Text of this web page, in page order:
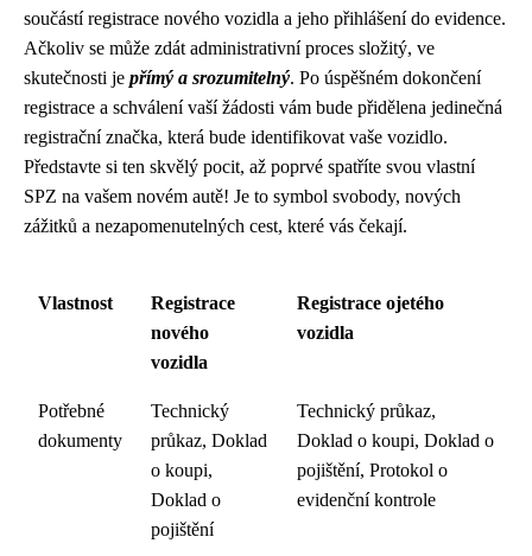
součástí registrace nového vozidla a jeho přihlášení do evidence.
Ačkoliv se může zdát administrativní proces složitý, ve
skutečnosti je přímý a srozumitelný. Po úspěšném dokončení
registrace a schválení vaší žádosti vám bude přidělena jedinečná
registrační značka, která bude identifikovat vaše vozidlo.
Představte si ten skvělý pocit, až poprvé spatříte svou vlastní
SPZ na vašem novém autě! Je to symbol svobody, nových
zážitků a nezapomenutelných cest, které vás čekají.
Vlastnost
Registrace
nového
vozidla
Registrace ojetého
vozidla
Potřebné
dokumenty
Technický
průkaz, Doklad
o koupi,
Doklad o
pojištění
Technický průkaz,
Doklad o koupi, Doklad o
pojištění, Protokol o
evidenční kontrole